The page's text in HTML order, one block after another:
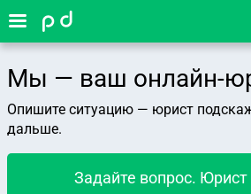
Мы — ваш онлайн-
Опишите ситуацию — юрист
дальше.
Задайте вопрос.